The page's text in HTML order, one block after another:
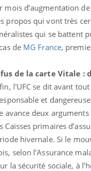
mois d’augmentation
propos qui vont très
qui se battent
de MG France,
de la carte Vitale :
l'UFC se dit avant
et
avance deux
Caisses primaires
hivernale. Si le
selon l’Assurance
la sécurité sociale, à